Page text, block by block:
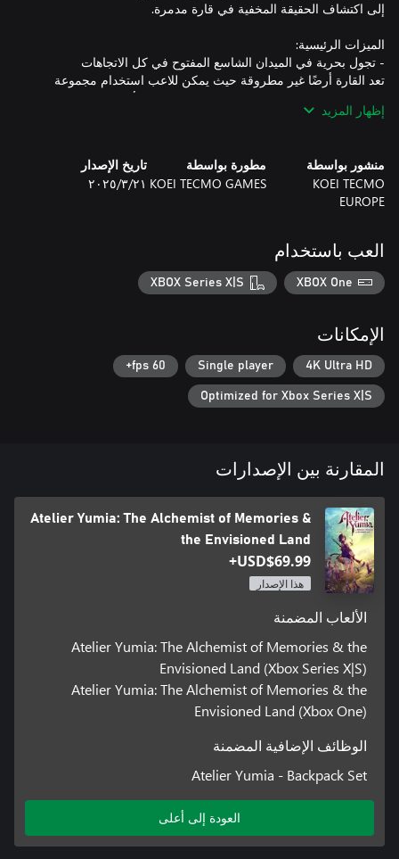
تعد القارة أرضًا غير مطروقة حيث يمكن للاعب استخدام مجموعة
ملاحظة: الرجاء زيارة موقع "Atelier Yumia" الرسمي للتعرف على
ملاحظة: يمكن الاستمتاع بهذا المحتوى على إصدار Xbox Series X|S من
فتح base building ووضع Dressing Room.
إظهار المزيد
منشور بواسطة
KOEI TECMO
EUROPE
مطورة بواسطة
KOEI TECMO GAMES
تاريخ الإصدار
٢١‏/٣‏/٢٠٢٥
العب باستخدام
XBOX One
XBOX Series X|S
الإمكانات
4K Ultra HD
Single player
60 fps+
Optimized for Xbox Series X|S
المقارنة بين الإصدارات
Atelier Yumia: The Alchemist of Memories &
the Envisioned Land
USD$69.99+
هذا الإصدار
الألعاب المضمنة
Atelier Yumia: The Alchemist of Memories & the
Envisioned Land (Xbox Series X|S)
Atelier Yumia: The Alchemist of Memories & the
Envisioned Land (Xbox One)
الوظائف الإضافية المضمنة
Atelier Yumia - Backpack Set
العودة إلى أعلى